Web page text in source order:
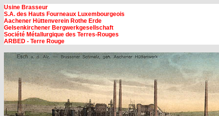
Usine Brasseur
S.A. des Hauts Fourneaux Luxembourgeois
Aachener Hüttenverein Rothe Erde
Gelsenkirchener Bergwerkgesellschaft
Société Métallurgique des Terres-Rouges
ARBED - Terre Rouge